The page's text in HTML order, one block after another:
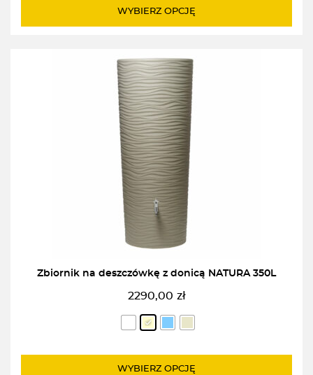
WYBIERZ OPCJĘ
Zbiornik na deszczówkę z donicą NATURA 350L
2290,00 zł
WYBIERZ OPCJĘ